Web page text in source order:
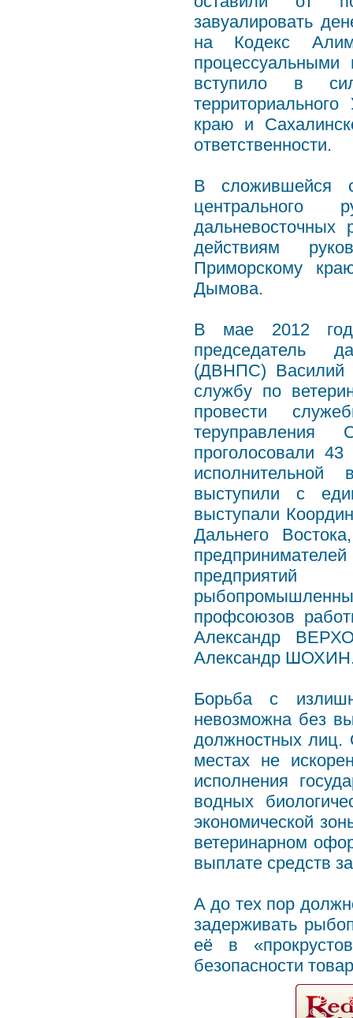
завуалировать
на Кодекс
вступило в
краю и
ответственности.
В сложившейся
центрального
действиям
Приморскому
Дымова.
В мае 2012 года
председатель
(ДВНПС) Василий
службу по
провести
проголосовали
исполнительной
выступили с
выступали
Дальнего
предприятий
профсоюзов
Александр
Александр
Борьба с
невозможна без
должностных лиц.
местах не
исполнения
водных
экономической
ветеринарном
выплате средств
А до тех пор
задерживать
её в
безопасности